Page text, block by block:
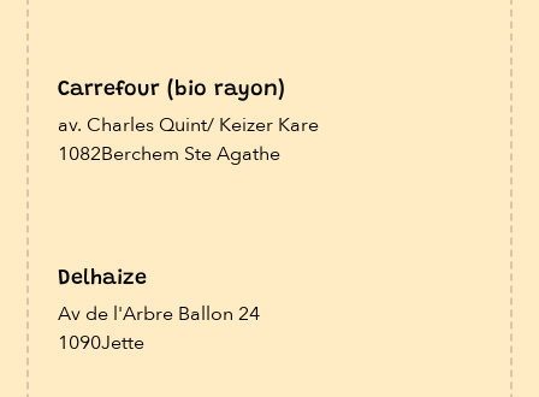
Carrefour (bio rayon)
av. Charles Quint/ Keizer Kare
1082Berchem Ste Agathe
Delhaize
Av de l'Arbre Ballon 24
1090Jette